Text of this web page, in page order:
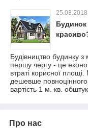
25.03.2018
Будинок
Будівництво будинку
першу чергу - це
втраті корисної
дешевше
вартість 1 м. кв.
Про нас